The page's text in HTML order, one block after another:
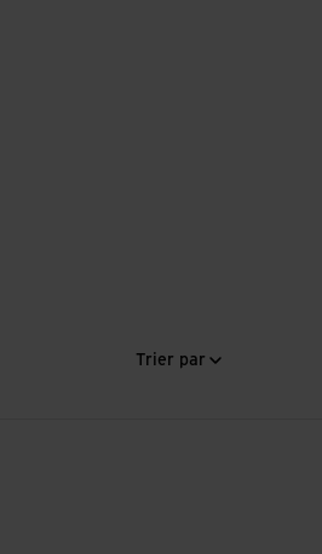
Trier par